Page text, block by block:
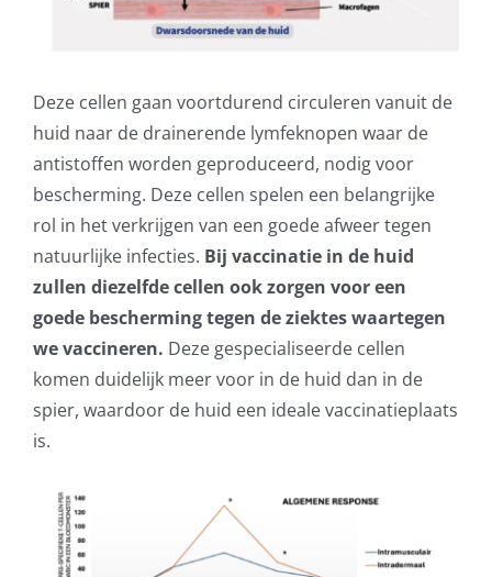
Deze cellen gaan voortdurend circuleren vanuit de
huid naar de drainerende lymfeknopen waar de
antistoffen worden geproduceerd, nodig voor
bescherming. Deze cellen spelen een belangrijke
rol in het verkrijgen van een goede afweer tegen
natuurlijke infecties. Bij vaccinatie in de huid
zullen diezelfde cellen ook zorgen voor een
goede bescherming tegen de ziektes waartegen
we vaccineren. Deze gespecialiseerde cellen
komen duidelijk meer voor in de huid dan in de
spier, waardoor de huid een ideale vaccinatieplaats
is.